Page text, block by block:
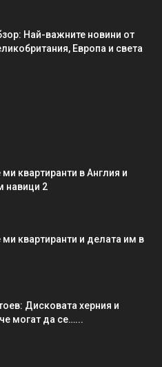
Най-важните новини от
Европа и света
ми квартиранти в Англия и
навици 2
ми квартиранти и делата им в
Дисковата херния и
могат да се…...